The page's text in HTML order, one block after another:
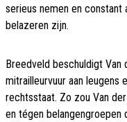
serieus nemen en constant
belazeren zijn.
Breedveld beschuldigt
mitrailleurvuur aan leugens
rechtsstaat. Zo zou Van
en tégen belangengroepen